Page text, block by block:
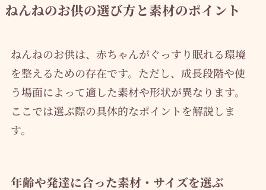
ねんねのお供の選び方と素材のポイント
ねんねのお供は、赤ちゃんがぐっすり眠れる環境
を整えるための存在です。ただし、成長段階や使
う場面によって適した素材や形状が異なります。
ここでは選ぶ際の具体的なポイントを解説しま
す。
年齢や発達に合った素材・サイズを選ぶ